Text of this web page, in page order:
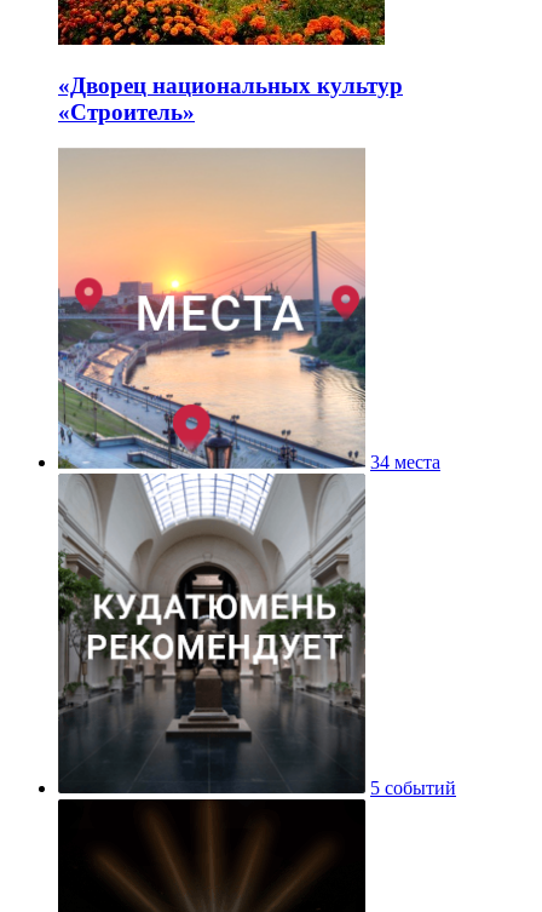
«Дворец национальных культур
«Строитель»
34 места
5 событий